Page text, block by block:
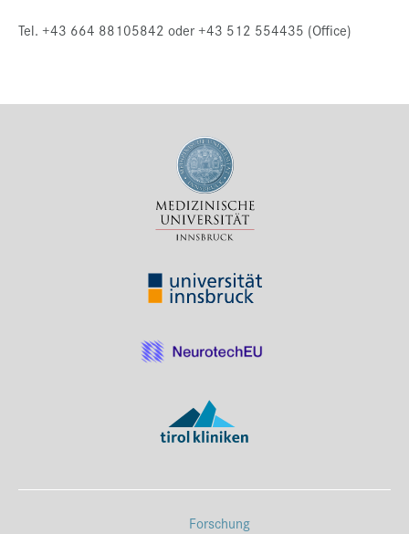
Tel. +43 664 88105842 oder +43 512 554435 (Office)
Forschung